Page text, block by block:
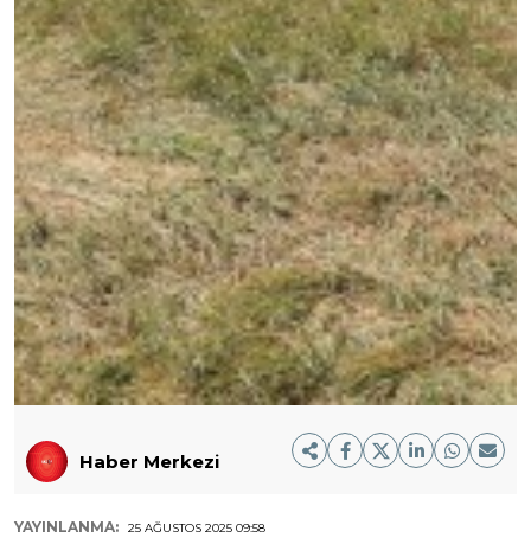
Haber Merkezi
YAYINLANMA: 25 AĞUSTOS 2025 09:58